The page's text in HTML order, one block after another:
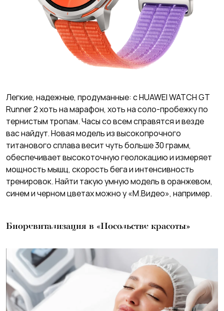
Легкие, надежные, продуманные: с HUAWEI WATCH GT
Runner 2 хоть на марафон, хоть на соло-пробежку по
тернистым тропам. Часы со всем справятся и везде
вас найдут. Новая модель из высокопрочного
титанового сплава весит чуть больше 30 грамм,
обеспечивает высокоточную геолокацию и измеряет
мощность мышц, cкорость бега и интенсивность
тренировок. Найти такую умную модель в оранжевом,
синем и черном цветах можно у «М.Видео», например.
Биоревитализация в «Посольстве красоты»